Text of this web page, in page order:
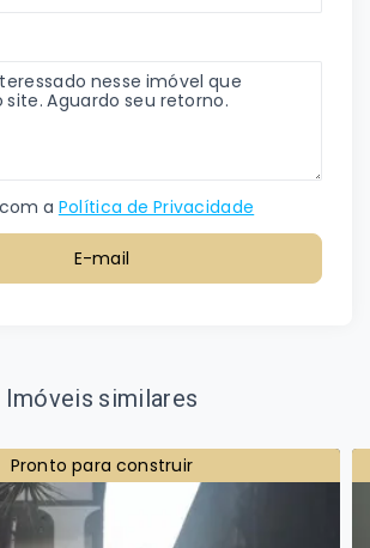
a Política de Privacidade
E-mail
Imóveis similares
Pronto para construir